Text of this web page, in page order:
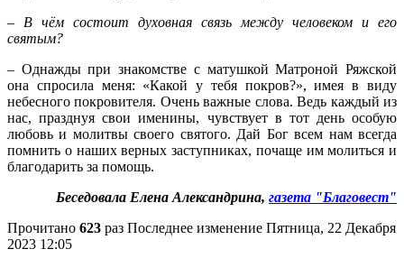
– В чём состоит духовная связь между человеком и его
святым?
– Однажды при знакомстве с матушкой Матроной Ряжской
она спросила меня: «Какой у тебя покров?», имея в виду
небесного покровителя. Очень важные слова. Ведь каждый из
нас, празднуя свои именины, чувствует в тот день особую
любовь и молитвы своего святого. Дай Бог всем нам всегда
помнить о наших верных заступниках, почаще им молиться и
благодарить за помощь.
Беседовала Елена Александрина, газета "Благовест"
Прочитано 623 раз Последнее изменение Пятница, 22 Декабря
2023 12:05